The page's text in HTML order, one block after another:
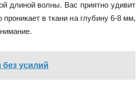
длиной волны. Вас приятно удивит
проникает в ткани на глубину 6-8 мм,
без усилий